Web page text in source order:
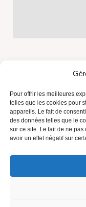
Pour offrir les meilleures
telles que les cookies pour
appareils. Le fait de
des données telles que le
sur ce site. Le fait de ne
avoir un effet négatif sur
Azur Toiture
couvreur depuis
isolation et